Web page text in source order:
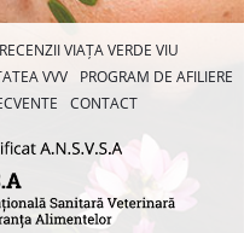
RECENZII VIAȚA VERDE VIU
VVV
PROGRAM DE AFILIERE
CONTACT